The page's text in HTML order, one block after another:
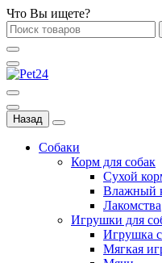
Что Вы ищете?
Назад
Собаки
Корм для собак
Сухой
Влажный
Лакомства
Игрушки для
Игрушка с
Мягкая